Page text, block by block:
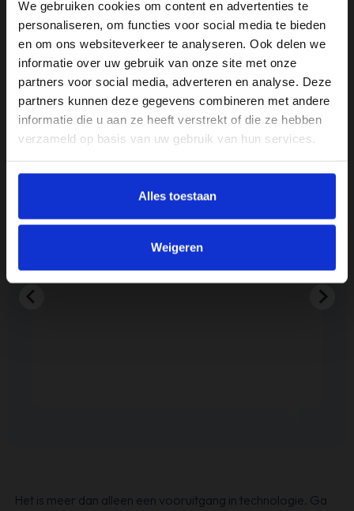
We gebruiken cookies om content en advertenties te
personaliseren, om functies voor social media te bieden
en om ons websiteverkeer te analyseren. Ook delen we
informatie over uw gebruik van onze site met onze
partners voor social media, adverteren en analyse. Deze
partners kunnen deze gegevens combineren met andere
informatie die u aan ze heeft verstrekt of die ze hebben
verzameld op basis van uw gebruik van hun services.
Alles toestaan
Weigeren
Specificaties
Merk
Oral-B
Heel goed
Lusi
Het is meer dan alleen een vooruitgang in technologie. Ga